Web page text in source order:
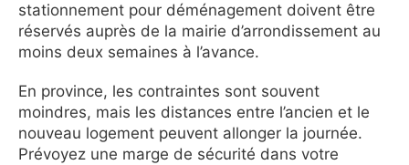
stationnement pour déménagement doivent être
réservés auprès de la mairie d’arrondissement au
moins deux semaines à l’avance.
En province, les contraintes sont souvent
moindres, mais les distances entre l’ancien et le
nouveau logement peuvent allonger la journée.
Prévoyez une marge de sécurité dans votre